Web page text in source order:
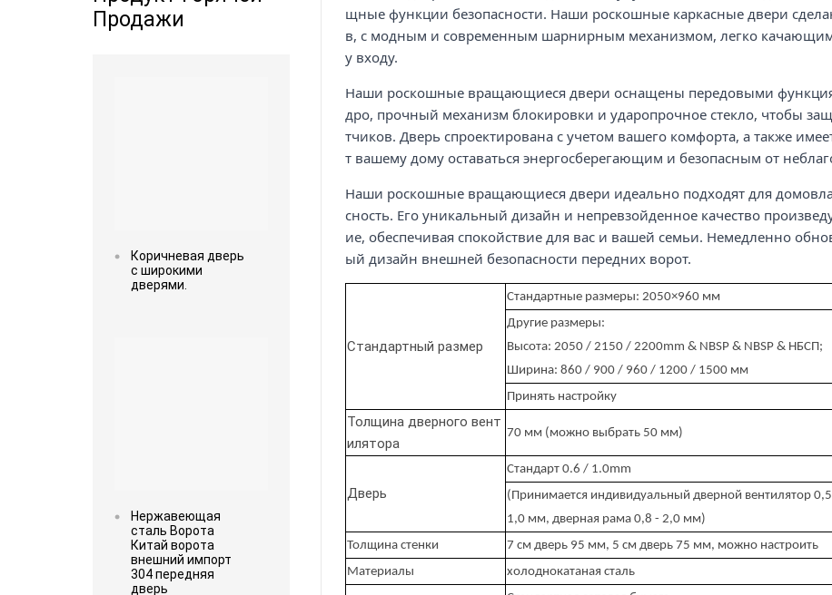
Продажи
Коричневая дверь
с широкими
дверями.
Нержавеющая
сталь Ворота
Китай ворота
внешний импорт
304 передняя
дверь
щные функции безопасности. Наши роскошные каркасные двери
в, с модным и современным шарнирным механизмом, легко
у входу.
Наши роскошные вращающиеся двери оснащены передовыми
дро, прочный механизм блокировки и ударопрочное стекло, чтобы
тчиков. Дверь спроектирована с учетом вашего комфорта, а также
т вашему дому оставаться энергосберегающим и безопасным от
Наши роскошные вращающиеся двери идеально подходят для
сность. Его уникальный дизайн и непревзойденное качество
ие, обеспечивая спокойствие для вас и вашей семьи. Немедленно
ый дизайн внешней безопасности передних ворот.
Стандартный размер
Стандартные размеры: 2050×960 мм
Другие размеры:
Высота: 2050 / 2150 / 2200mm & NBSP & NBSP & НБСП;
Ширина: 860 / 900 / 960 / 1200 / 1500 мм
Принять настройку
Толщина дверного вент
илятора
70 мм (можно выбрать 50 мм)
Дверь
Стандарт 0.6 / 1.0mm
(Принимается индивидуальный дверной вентилятор
1,0 мм, дверная рама 0,8 - 2,0 мм)
Толщина стенки
7 см дверь 95 мм, 5 см дверь 75 мм, можно настроить
Материалы
холоднокатаная сталь